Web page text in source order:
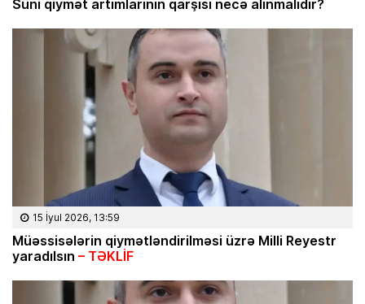
15 İyul 2026, 13:59
Müəssisələrin qiymətləndirilməsi üzrə Milli Reyestr
yaradılsın – TƏKLİF